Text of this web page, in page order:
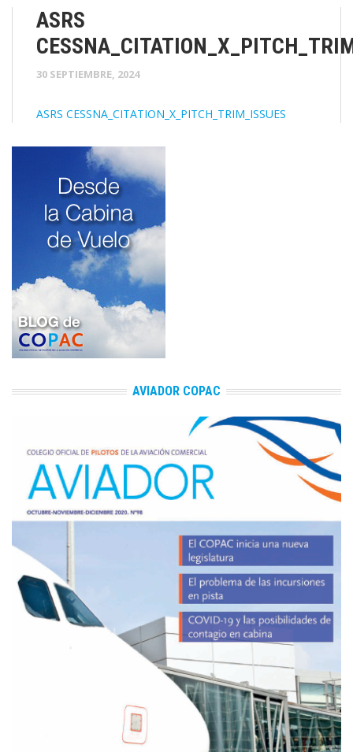
ASRS
30 SEPTIEMBRE, 2024
ASRS CESSNA_CITATION_X_PITCH_TRIM_ISSUES
AVIADOR COPAC